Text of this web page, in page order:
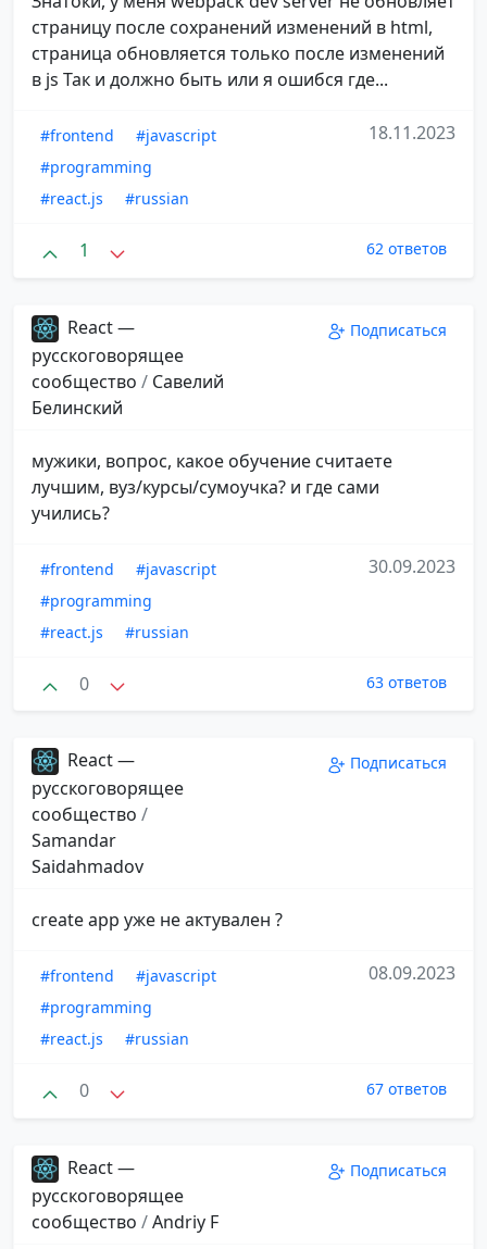
страницу после сохранений изменений в html,
страница обновляется только после изменений
в js Так и должно быть или я ошибся где...
#frontend
#javascript
#programming
#react.js
#russian
18.11.2023
1 62 ответов
React —
русскоговорящее
сообщество / Савелий
Белинский
Подписаться
мужики, вопрос, какое обучение считаете
лучшим, вуз/курсы/сумоучка? и где сами
учились?
#frontend
#javascript
#programming
#react.js
#russian
30.09.2023
0 63 ответов
React —
русскоговорящее
сообщество /
Samandar
Saidahmadov
Подписаться
create app уже не актувален ?
#frontend
#javascript
#programming
#react.js
#russian
08.09.2023
0 67 ответов
React —
русскоговорящее
сообщество /Andriy F
Подписаться